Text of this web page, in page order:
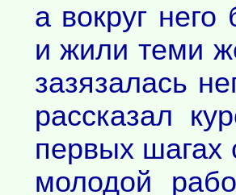
а вокруг
и жили теми
зазязалась
рассказал
первых шагах
молодой